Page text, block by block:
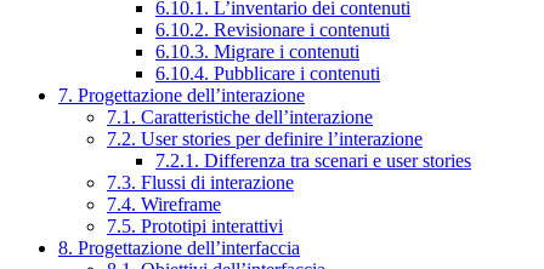
6.10.1. L’inventario dei contenuti
6.10.2. Revisionare i contenuti
6.10.3. Migrare i contenuti
6.10.4. Pubblicare i contenuti
7. Progettazione dell’interazione
7.1. Caratteristiche dell’interazione
7.2. User stories per definire l’interazione
7.2.1. Differenza tra scenari e user stories
7.3. Flussi di interazione
7.4. Wireframe
7.5. Prototipi interattivi
8. Progettazione dell’interfaccia